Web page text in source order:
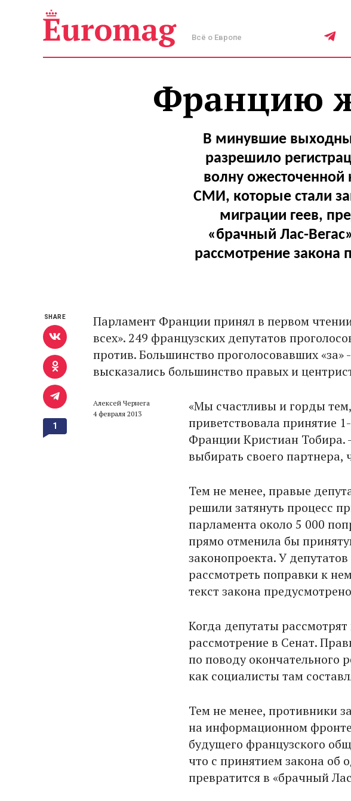
Всё о Европе
Францию
В минувшие
разрешило
волну ожесточенной
СМИ, которые стали
миграции геев,
«брачный Лас-
рассмотрение
Парламент Франции принял в первом
всех». 249 французских депутатов
против. Большинство проголосовавших
высказались большинство правых и
Алексей Чернега
4 февраля 2013
«Мы счастливы и горды
приветствовала принятие
Франции Кристиан
выбирать своего партнера,
Тем не менее, правые
решили затянуть процесс
парламента около 5 000
прямо отменила бы
законопроекта. У
рассмотреть поправки к
текст закона
Когда депутаты
рассмотрение в Сенат.
по поводу окончательного
как социалисты там
Тем не менее, противники
на информационном
будущего французского
что с принятием закона об
превратится в «брачный
SHARE
1